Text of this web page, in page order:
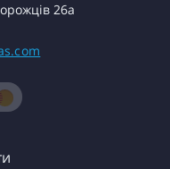
26а